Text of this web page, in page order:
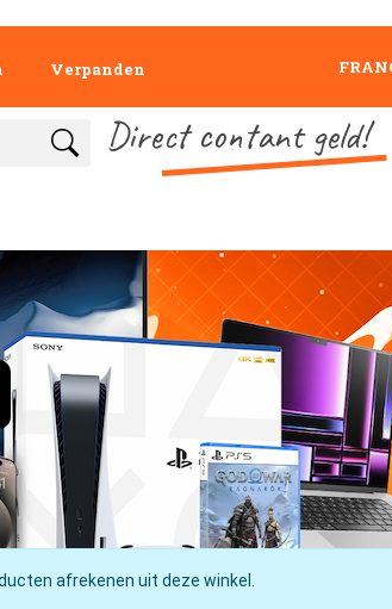
Verpanden
Direct contant geld!
afrekenen uit deze winkel.